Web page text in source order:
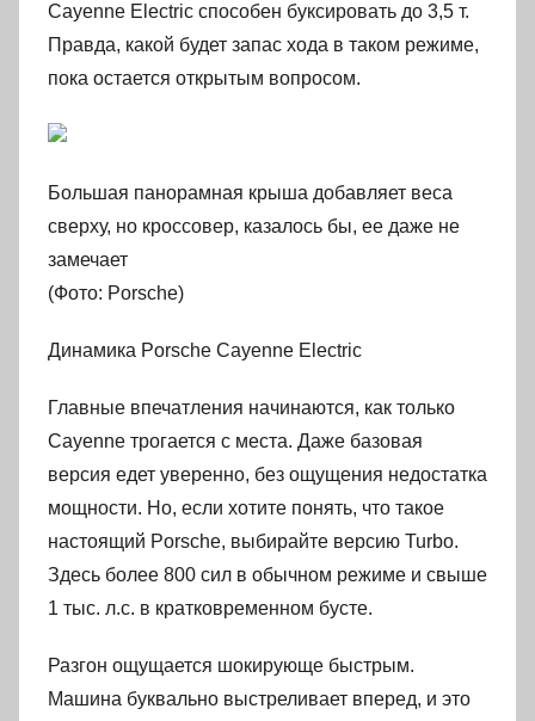
Cayenne Electric способен буксировать до 3,5 т.
Правда, какой будет запас хода в таком режиме,
пока остается открытым вопросом.
Большая панорамная крыша добавляет веса
сверху, но кроссовер, казалось бы, ее даже не
замечает
(Фото: Porsche)
Динамика Porsche Cayenne Electric
Главные впечатления начинаются, как только
Cayenne трогается с места. Даже базовая
версия едет уверенно, без ощущения недостатка
мощности. Но, если хотите понять, что такое
настоящий Porsche, выбирайте версию Turbo.
Здесь более 800 сил в обычном режиме и свыше
1 тыс. л.с. в кратковременном бусте.
Разгон ощущается шокирующе быстрым.
Машина буквально выстреливает вперед, и это